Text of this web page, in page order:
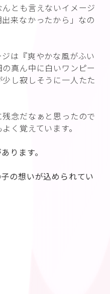
とも言えないイメージ
来なかったから」なの
ジは『爽やかな風がふい
真ん中に白いワンピー
し寂しそうに一人たた
念だなぁと思ったので
く覚えています。
ります。
の想いが込められてい